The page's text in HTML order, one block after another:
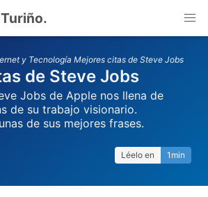
y Tecnología Mejores citas de Steve Jobs
de Steve Jobs
Jobs de Apple nos llena de
de su trabajo visionario.
de sus mejores frases.
Léelo en 1min